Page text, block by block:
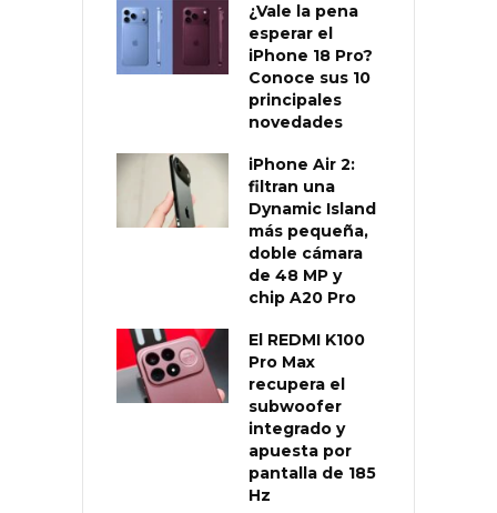
¿Vale la pena
esperar el
iPhone 18 Pro?
Conoce sus 10
principales
novedades
iPhone Air 2:
filtran una
Dynamic Island
más pequeña,
doble cámara
de 48 MP y
chip A20 Pro
El REDMI K100
Pro Max
recupera el
subwoofer
integrado y
apuesta por
pantalla de 185
Hz